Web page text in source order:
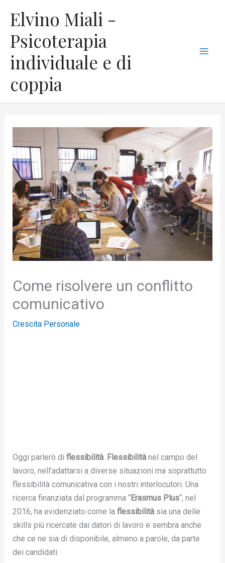
contenuto
Elvino Miali -
Psicoterapia
individuale e di
coppia
Come risolvere un conflitto
comunicativo
Crescita Personale
Oggi parlerò di flessibilità. Flessibilitànel campo del
lavoro, nell’adattarsi a diverse situazioni ma soprattutto
flessibilità comunicativa con i nostri interlocutori. Una
ricerca finanziata dal programma “Erasmus Plus“, nel
2016, ha evidenziato come la flessibilitàsia una delle
skills più ricercate dai datori di lavoro e sembra anche
che ce ne sia di disponibile, almeno a parole, da parte
dei candidati.
a
t
e
g
o
r